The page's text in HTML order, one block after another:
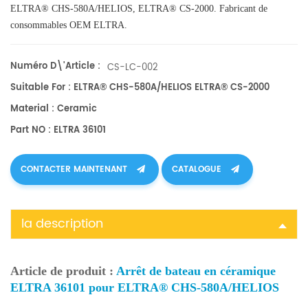
ELTRA® CHS-580A/HELIOS, ELTRA® CS-2000. Fabricant de
consommables OEM ELTRA.
Numéro D\'article : CS-LC-002
Suitable For : ELTRA® CHS-580A/HELIOS ELTRA® CS-2000
Material : Ceramic
Part NO : ELTRA 36101
CONTACTER MAINTENANT CATALOGUE
la description
Article de produit : Arrêt de bateau en céramique
ELTRA 36101 pour ELTRA® CHS-580A/HELIOS